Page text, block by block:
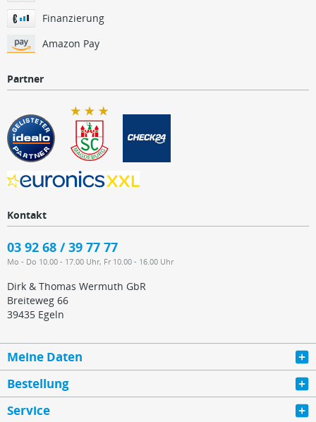
Finanzierung
Amazon Pay
Partner
Kontakt
03 92 68 / 39 77 77
Mo - Do 10.00 - 17.00 Uhr, Fr 10.00 - 16.00 Uhr
Dirk & Thomas Wermuth GbR
Breiteweg 66
39435 Egeln
Meine Daten
Bestellung
Service